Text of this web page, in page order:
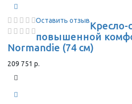
Оставить отзывКресло-
повышенной
Normandie (74 см)
209 751 р.